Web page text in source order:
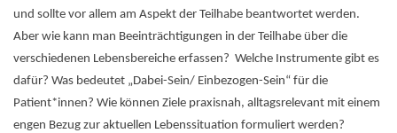
und sollte vor allem am Aspekt der Teilhabe beantwortet werden.
Aber wie kann man Beeinträchtigungen in der Teilhabe über die
verschiedenen Lebensbereiche erfassen? Welche Instrumente gibt es
dafür? Was bedeutet „Dabei-Sein/ Einbezogen-Sein“ für die
Patient*innen? Wie können Ziele praxisnah, alltagsrelevant mit einem
engen Bezug zur aktuellen Lebenssituation formuliert werden?